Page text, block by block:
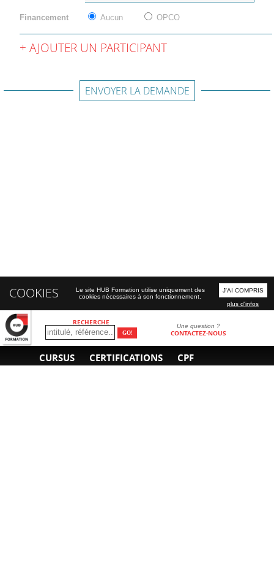
RECHERCHE Une question ?
CONTACTEZ-NOUS
CURSUS CERTIFICATIONS CPF
Financement Aucun OPCO
AJOUTER UN PARTICIPANT
ENVOYER LA DEMANDE
COOKIES
Le site HUB Formation utilise uniquement des
cookies nécessaires à son fonctionnement.
J'AI COMPRIS
plus d'infos